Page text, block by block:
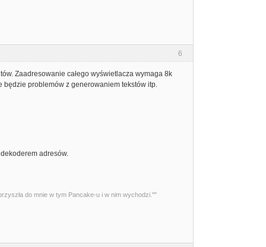
6
Zaadresowanie całego wyświetlacza wymaga 8k
będzie problemów z generowaniem tekstów itp.
adresów.
do mnie w tym Pancake-u i w nim wychodzi.""